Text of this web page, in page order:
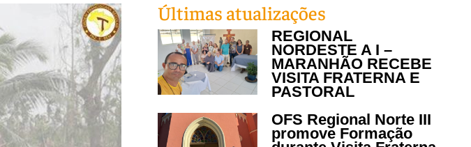
Últimas atualizações
REGIONAL
NORDESTE A I –
MARANHÃO RECEBE
VISITA FRATERNA E
PASTORAL
OFS Regional Norte III
promove Formação